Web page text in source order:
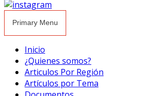
Primary Menu
Inicio
¿Quienes somos?
Articulos Por Región
Artículos por Tema